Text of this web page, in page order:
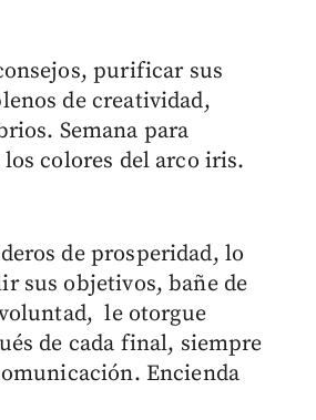
purificar sus
de creatividad,
Semana para
colores del arco iris.
de prosperidad, lo
sus objetivos, bañe de
le otorgue
de cada final, siempre
Encienda